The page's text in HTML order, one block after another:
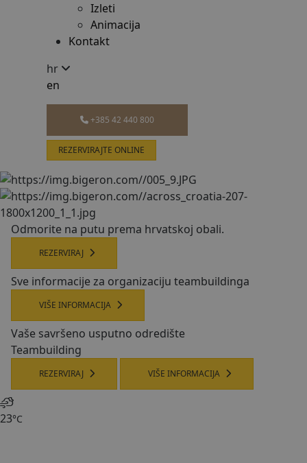
Izleti
Animacija
Kontakt
hr
en
+385 42 440 800
REZERVIRAJTE ONLINE
Odmorite na putu prema hrvatskoj obali.
REZERVIRAJ
Sve informacije za organizaciju teambuildinga
VIŠE INFORMACIJA
Vaše savršeno usputno odredište
Teambuilding
REZERVIRAJ VIŠE INFORMACIJA
23°C